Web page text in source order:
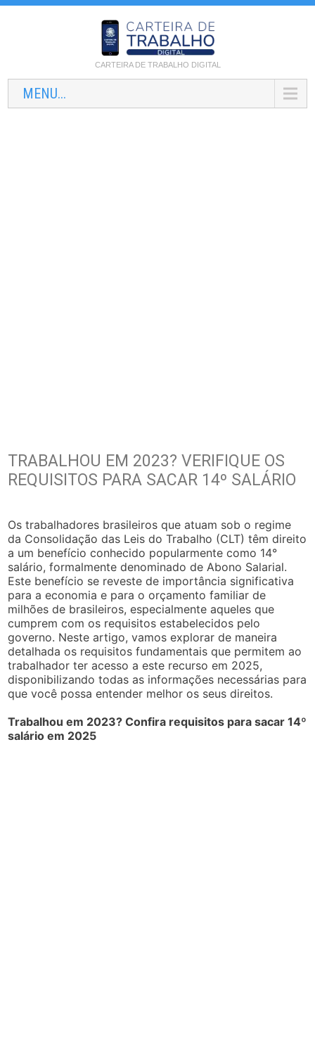
CARTEIRA DE TRABALHO DIGITAL
MENU...
TRABALHOU EM 2023? VERIFIQUE OS
REQUISITOS PARA SACAR 14º SALÁRIO
Os trabalhadores brasileiros que atuam sob o regime
da Consolidação das Leis do Trabalho (CLT) têm direito
a um benefício conhecido popularmente como 14°
salário, formalmente denominado de Abono Salarial.
Este benefício se reveste de importância significativa
para a economia e para o orçamento familiar de
milhões de brasileiros, especialmente aqueles que
cumprem com os requisitos estabelecidos pelo
governo. Neste artigo, vamos explorar de maneira
detalhada os requisitos fundamentais que permitem ao
trabalhador ter acesso a este recurso em 2025,
disponibilizando todas as informações necessárias para
que você possa entender melhor os seus direitos.
Trabalhou em 2023? Confira requisitos para sacar 14º
salário em 2025